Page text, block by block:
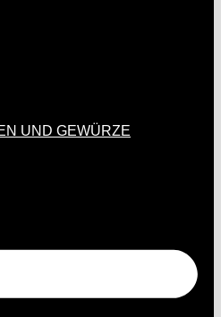
UND GEWÜRZE